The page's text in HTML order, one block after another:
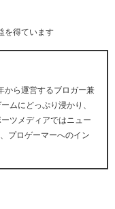
を得ています
から運営するブロガー兼
ムにどっぷり浸かり、
ツメディアではニュー
プロゲーマーへのイン